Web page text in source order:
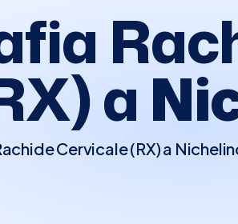
a
Cervicale (RX) a